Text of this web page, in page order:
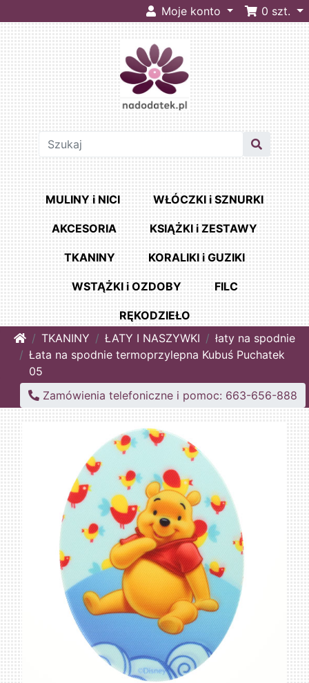
Moje konto 0 szt.
MULINY i NICI WŁÓCZKI i SZNURKI
AKCESORIA KSIĄŻKI i ZESTAWY
TKANINY KORALIKI i GUZIKI
WSTĄŻKI i OZDOBY FILC
RĘKODZIEŁO
HomeTKANINY ŁATY I NASZYWKI
łaty na spodnie
Łata na spodnie termoprzylepna Kubuś Puchatek
05
Zamówienia telefoniczne i pomoc: 663-656-888